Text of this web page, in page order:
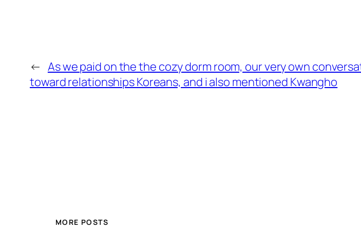
← As we paid on the the cozy dorm room, our very own
toward relationships Koreans, and i also mentioned Kwangho
MORE POSTS